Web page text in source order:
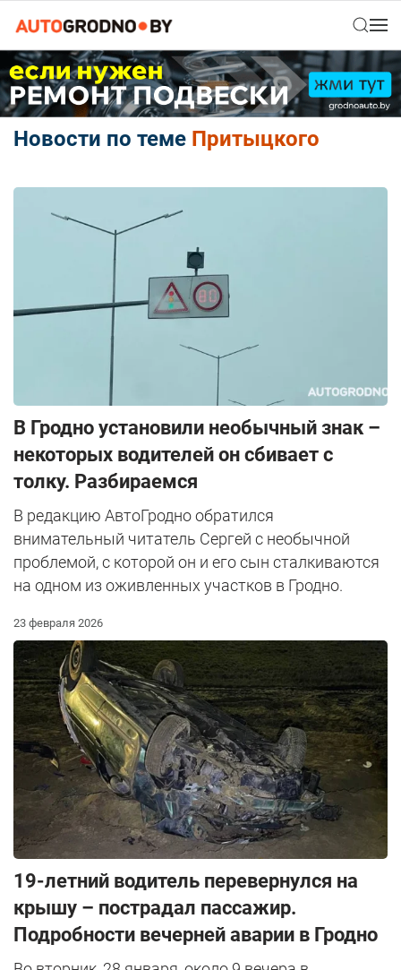
Новости по теме Притыцкого
В Гродно установили необычный знак –
некоторых водителей он сбивает с
толку. Разбираемся
В редакцию АвтоГродно обратился
внимательный читатель Сергей с необычной
проблемой, с которой он и его сын сталкиваются
на одном из оживленных участков в Гродно.
23 февраля 2026
19-летний водитель перевернулся на
крышу – пострадал пассажир.
Подробности вечерней аварии в Гродно